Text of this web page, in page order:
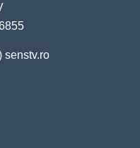
senstv.ro